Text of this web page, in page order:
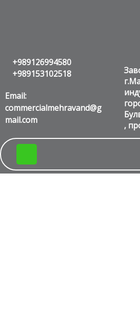
+989126994580
+989153102518
Email:
commercialmehravand@g
mail.com
,